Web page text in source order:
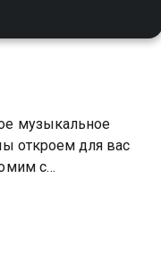
музыкальное
откроем для вас
с